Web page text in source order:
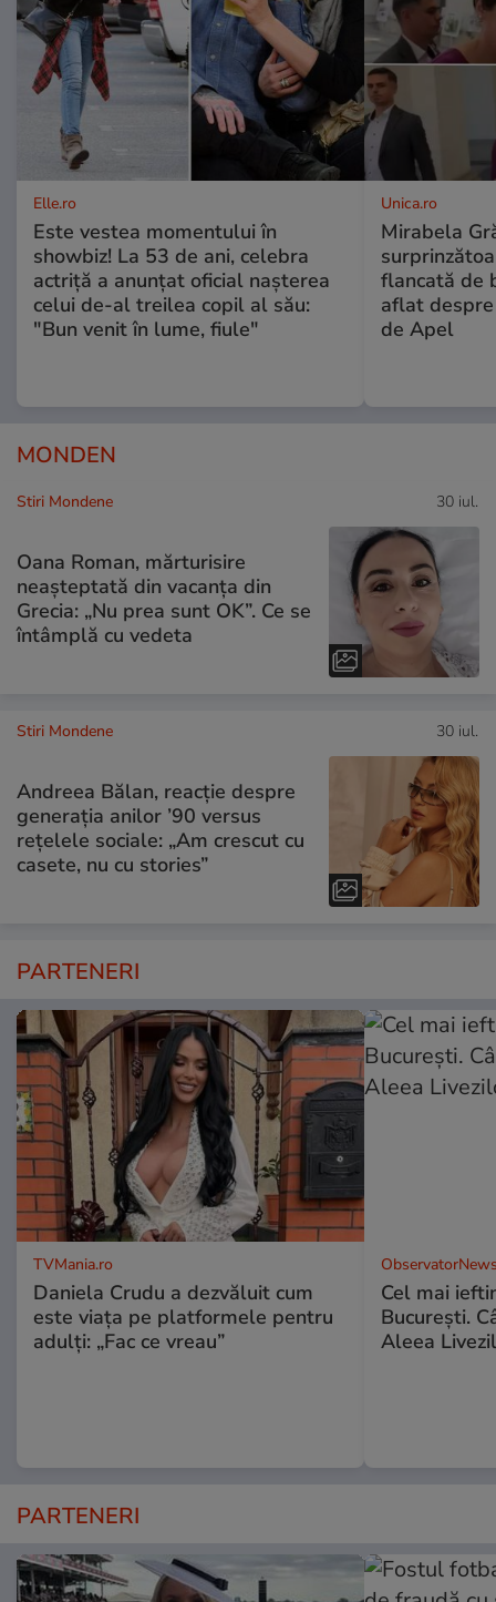
Elle.ro
Este vestea momentului în
showbiz! La 53 de ani, celebra
actriță a anunțat oficial nașterea
celui de-al treilea copil al său:
"Bun venit în lume, fiule"
Unica.ro
Mirabela
flancată de
aflat
de Apel
MONDEN
Stiri Mondene 30 iul.
Oana Roman, mărturisire
neașteptată din vacanța din
Grecia: „Nu prea sunt OK”. Ce se
întâmplă cu vedeta
Stiri Mondene 30 iul.
Andreea Bălan, reacție despre
generația anilor ’90 versus
rețelele sociale: „Am crescut cu
casete, nu cu stories”
PARTENERI
TVMania.ro
Daniela Crudu a dezvăluit cum
este viața pe platformele pentru
adulți: „Fac ce vreau”
Cel mai
Bucureşti.
Aleea
PARTENERI